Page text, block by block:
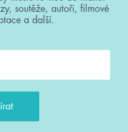
soutěže, autoři, filmové
a další.